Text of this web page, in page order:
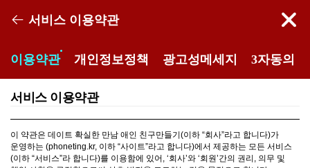
폰팅서비스 이용약관
이용약관 개인정보정책 광고성메세지 3자동의
서비스 이용약관
이 약관은 데이트 확실한 만남 애인 친구만들기(이하 “회사”라고 합니다)가
운영하는 (phoneting.kr, 이하 “사이트”라고 합니다)에서 제공하는 모든 서비스
(이하 “서비스”라 합니다)를 이용함에 있어, ‘회사’와 ‘회원’간의 권리, 의무 및